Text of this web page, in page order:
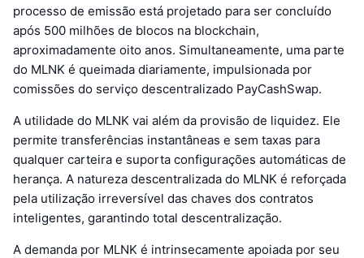
processo de emissão está projetado para ser concluído
após 500 milhões de blocos na blockchain,
aproximadamente oito anos. Simultaneamente, uma parte
do MLNK é queimada diariamente, impulsionada por
comissões do serviço descentralizado PayCashSwap.
A utilidade do MLNK vai além da provisão de liquidez. Ele
permite transferências instantâneas e sem taxas para
qualquer carteira e suporta configurações automáticas de
herança. A natureza descentralizada do MLNK é reforçada
pela utilização irreversível das chaves dos contratos
inteligentes, garantindo total descentralização.
A demanda por MLNK é intrinsecamente apoiada por seu